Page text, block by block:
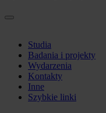
Studia
Badania i projekty
Wydarzenia
Kontakty
Inne
Szybkie linki